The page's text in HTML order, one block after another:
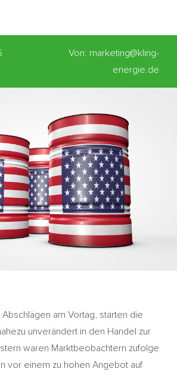
Von: marketing@kling-
energie.de
am Vortag, starten die
unverändert in den Handel zur
waren Marktbeobachtern zufolge
vor einem zu hohen Angebot auf